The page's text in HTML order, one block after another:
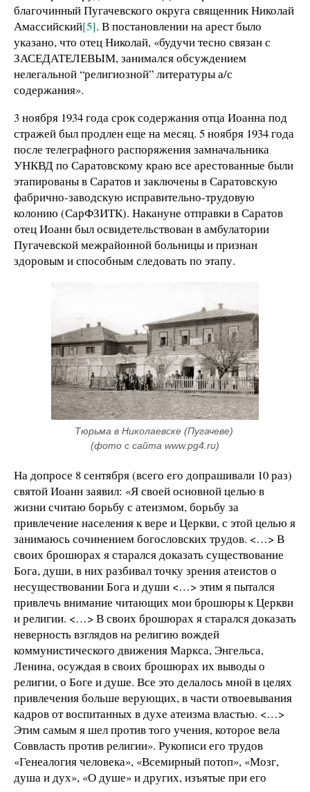
благочинный Пугачевского округа священник Николай
Амассийский[5]. В постановлении на арест было
указано, что отец Николай, «будучи тесно связан с
ЗАСЕДАТЕЛЕВЫМ, занимался обсуждением
нелегальной “религиозной” литературы а/с
содержания».
3 ноября 1934 года срок содержания отца Иоанна под
стражей был продлен еще на месяц. 5 ноября 1934 года
после телеграфного распоряжения замначальника
УНКВД по Саратовскому краю все арестованные были
этапированы в Саратов и заключены в Саратовскую
фабрично-заводскую исправительно-трудовую
колонию (СарФЗИТК). Накануне отправки в Саратов
отец Иоанн был освидетельствован в амбулатории
Пугачевской межрайонной больницы и признан
здоровым и способным следовать по этапу.
Тюрьма в Николаевске (Пугачеве)
(фото с сайта www.pg4.ru)
На допросе 8 сентября (всего его допрашивали 10 раз)
святой Иоанн заявил: «Я своей основной целью в
жизни считаю борьбу с атеизмом, борьбу за
привлечение населения к вере и Церкви, с этой целью я
занимаюсь сочинением богословских трудов. <…> В
своих брошюрах я старался доказать существование
Бога, души, в них разбивал точку зрения атеистов о
несуществовании Бога и души <…> этим я пытался
привлечь внимание читающих мои брошюры к Церкви
и религии. <…> В своих брошюрах я старался доказать
неверность взглядов на религию вождей
коммунистического движения Маркса, Энгельса,
Ленина, осуждая в своих брошюрах их выводы о
религии, о Боге и душе. Все это делалось мной в целях
привлечения больше верующих, в части отвоевывания
кадров от воспитанных в духе атеизма властью. <…>
Этим самым я шел против того учения, которое вела
Соввласть против религии». Рукописи его трудов
«Генеалогия человека», «Всемирный потоп», «Мозг,
душа и дух», «О душе» и других, изъятые при его